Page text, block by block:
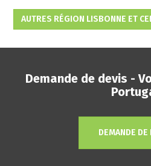
AUTRES RÉGION LISBONNE ET
Demande de devis -
DEMANDE DE